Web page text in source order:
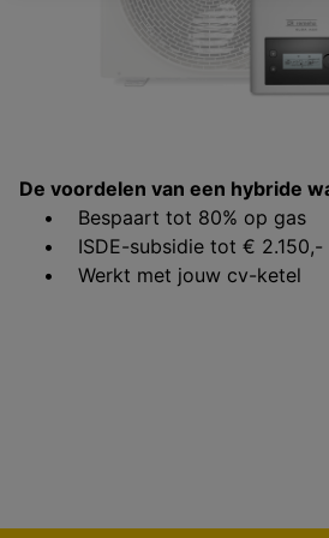
De voordelen van een hybride
• Bespaart tot 80% op gas
• ISDE-subsidie tot € 2.150,-
• Werkt met jouw cv-ketel